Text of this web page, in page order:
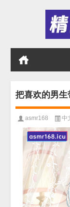
把喜欢的男生
asmr168 中